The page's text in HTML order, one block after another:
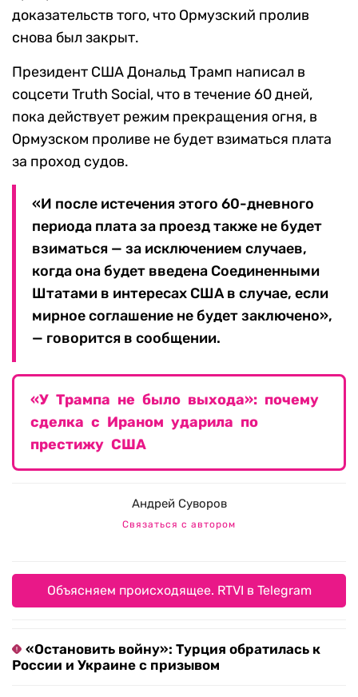
доказательств того, что Ормузский пролив
снова был закрыт.
Президент США Дональд Трамп написал в
соцсети Truth Social, что в течение 60 дней,
пока действует режим прекращения огня, в
Ормузском проливе не будет взиматься плата
за проход судов.
«И после истечения этого 60-дневного
периода плата за проезд также не будет
взиматься — за исключением случаев,
когда она будет введена Соединенными
Штатами в интересах США в случае, если
мирное соглашение не будет заключено»,
— говорится в сообщении.
«У Трампа не было выхода»: почему
сделка с Ираном ударила по
престижу США
Андрей Суворов
Связаться с автором
Объясняем происходящее. RTVI в Telegram
«Остановить войну»: Турция обратилась к
России и Украине с призывом